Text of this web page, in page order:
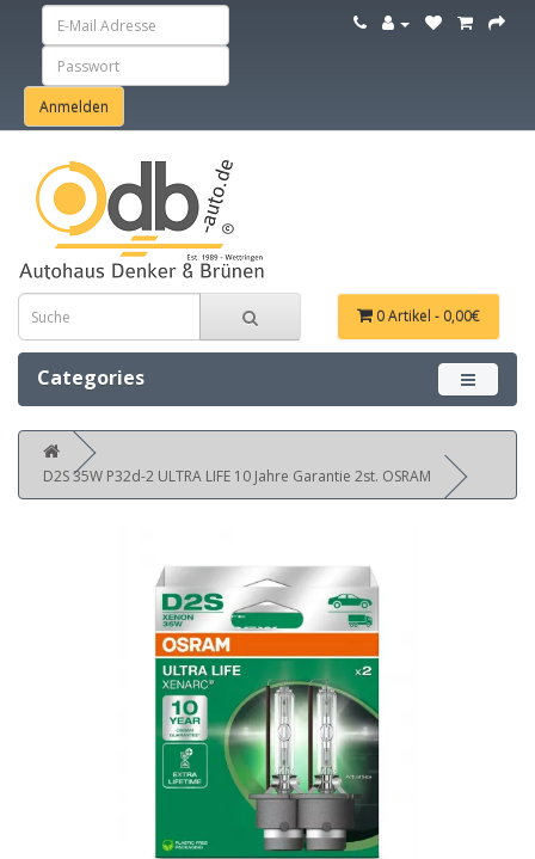
0 Artikel - 0,00€
Categories Menü
D2S 35W P32d-2 ULTRA LIFE 10 Jahre Garantie 2st. OSRAM